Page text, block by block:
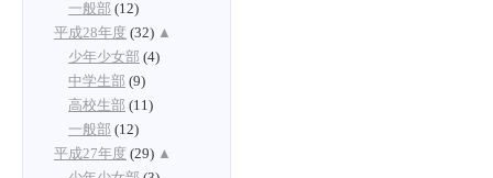
一般部 (12)
平成28年度 (32) ▲
少年少女部 (4)
中学生部 (9)
高校生部 (11)
一般部 (12)
平成27年度 (29) ▲